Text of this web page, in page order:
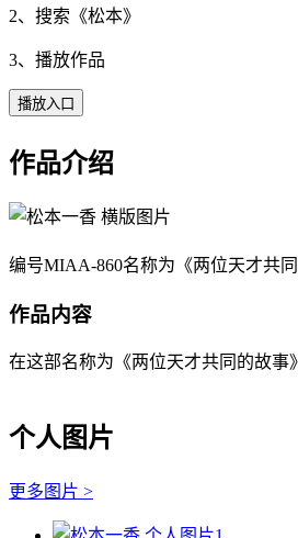
2、搜索《松本》
3、播放作品
播放入口
作品介绍
编号MIAA-860名称为《两位天才共
作品内容
在这部名称为《两位天才共同的故事
个人图片
更多图片 >